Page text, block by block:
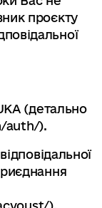
проєкту
(детально
auth/).